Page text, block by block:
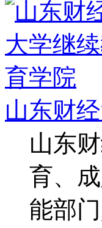
山东财
山东
育、
能部